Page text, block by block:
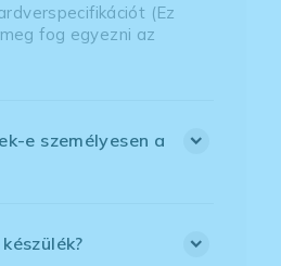
(Ez
fog egyezni az
e személyesen a